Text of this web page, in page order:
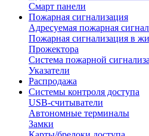
Смарт панели
Пожарная сигнализация
Адресуемая пожарная
Пожарная сигнализация в
Прожектора
Система пожарной
Указатели
Распродажа
Системы контроля доступа
USB-считыватели
Автономные терминалы
Замки